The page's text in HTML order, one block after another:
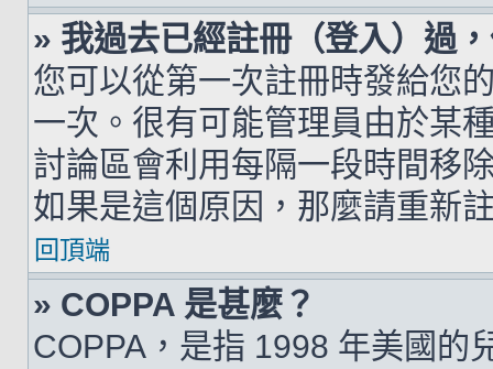
» 我過去已經註冊（登入）過
您可以從第一次註冊時發給您
一次。很有可能管理員由於某
討論區會利用每隔一段時間移
如果是這個原因，那麼請重新
回頂端
» COPPA 是甚麼？
COPPA，是指 1998 年美國的